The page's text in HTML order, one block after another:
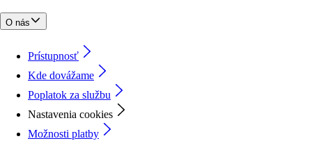
O nás
Prístupnosť
Kde dovážame
Poplatok za službu
Nastavenia cookies
Možnosti platby